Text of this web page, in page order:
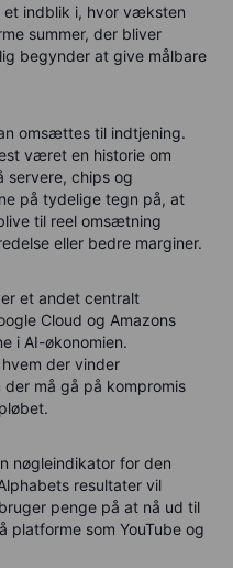
et indblik i, hvor væksten
summer, der bliver
begynder at give målbare
omsættes til indtjening.
været en historie om
servere, chips og
på tydelige tegn på, at
til reel omsætning
eller bedre marginer.
et andet centralt
Cloud og Amazons
i AI-økonomien.
der vinder
må gå på kompromis
nøgleindikator for den
resultater vil
penge på at nå ud til
platforme som YouTube og